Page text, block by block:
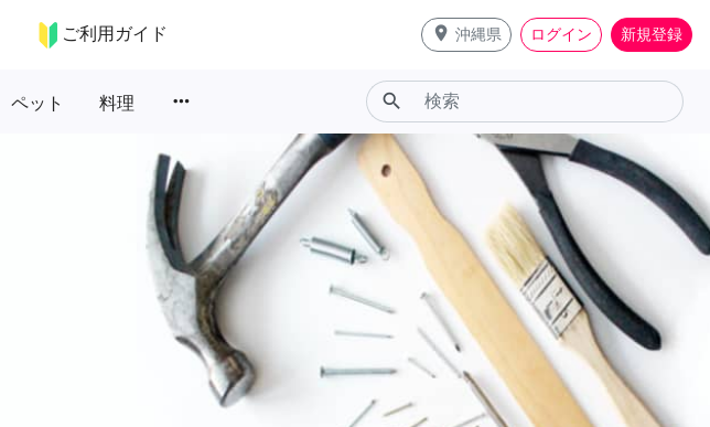
ご利用ガイド place 沖縄県 ログイン 新規登録
ペット 料理 more_horiz search